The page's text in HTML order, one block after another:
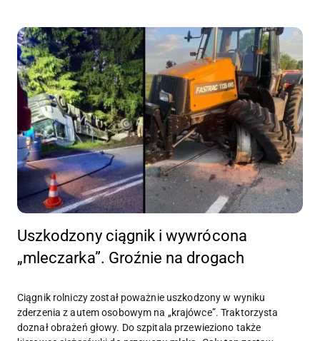
Uszkodzony ciągnik i wywrócona
„mleczarka”. Groźnie na drogach
Ciągnik rolniczy został poważnie uszkodzony w wyniku
zderzenia z autem osobowym na „krajówce”. Traktorzysta
doznał obrażeń głowy. Do szpitala przewieziono także